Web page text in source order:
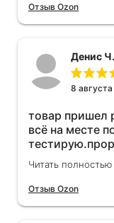
Отзыв Ozon
Денис Ч.
8
товар пришел
всё на месте
работать
жаль деньги на
Читать полностью
Отзыв Ozon